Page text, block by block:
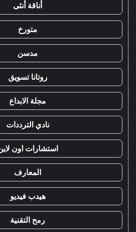
أناقة أنثى
متورخ
مدسن
روتانا تسويق
مجلة الابداع
نادي الترددات
استشارات اون
المعارف
هيدب فيديو
رمح التقنية